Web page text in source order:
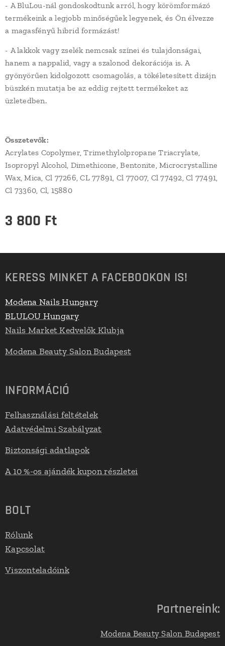
- A BluLou-nál gondoskodtunk arról, hogy körömformázó
termékeink a legjobb minőségűek legyenek, és Ön élvezze
a magasfényű hibrid formázást!
- A lakkok vagy zselék nemcsak színei és tulajdonságai,
hanem a nappalid, vagy a szalonod dekorációja is. A
gyönyörűen kidolgozott csomagolás, a tökéletesített dizájn
büszkén mutatja be az eddig rejtett termékeket az
üzletedben.
Összetevők:
Acrylates Copolymer, Trimethylolpropane Triacrylate,
Isopropyl Alcohol, Dimethicone, Bentonite, Microcrystalline
Wax, Mica, Cl 77266, CL 77891, Cl 77007, Cl 77492, Cl 77491,
Cl 73360, Cl, 15880
3 800 Ft
KERESS MINKET A FACEBOOKON IS!
Modena Nails Hungary
BLULOU Hungary
Nails Market Kedvelők Klubja
Modena Beauty Salon Budapest
INFORMÁCIÓ
Felhasználási feltételek
Adatvédelmi Szabályzat
Biztonsági adatlapok
A 10 %-os ajándék kupon részletei
BOLT
Rólunk
Kapcsolat
Viszonteladóink
Partnereink:
Modena Beauty Salon Budapest